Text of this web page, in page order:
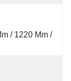
/ 1220 Mm /